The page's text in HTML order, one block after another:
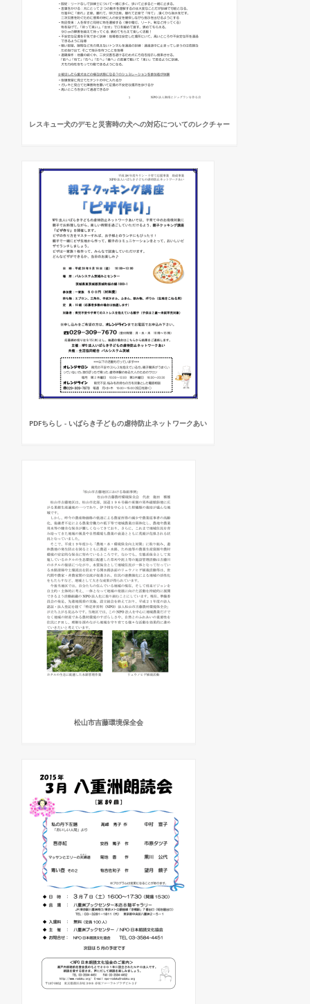
レスキュー犬のデモと災害時の犬への対応についてのレクチャー
PDFちらし - いばらき子どもの虐待防止ネットワークあい
松山市吉藤環境保全会